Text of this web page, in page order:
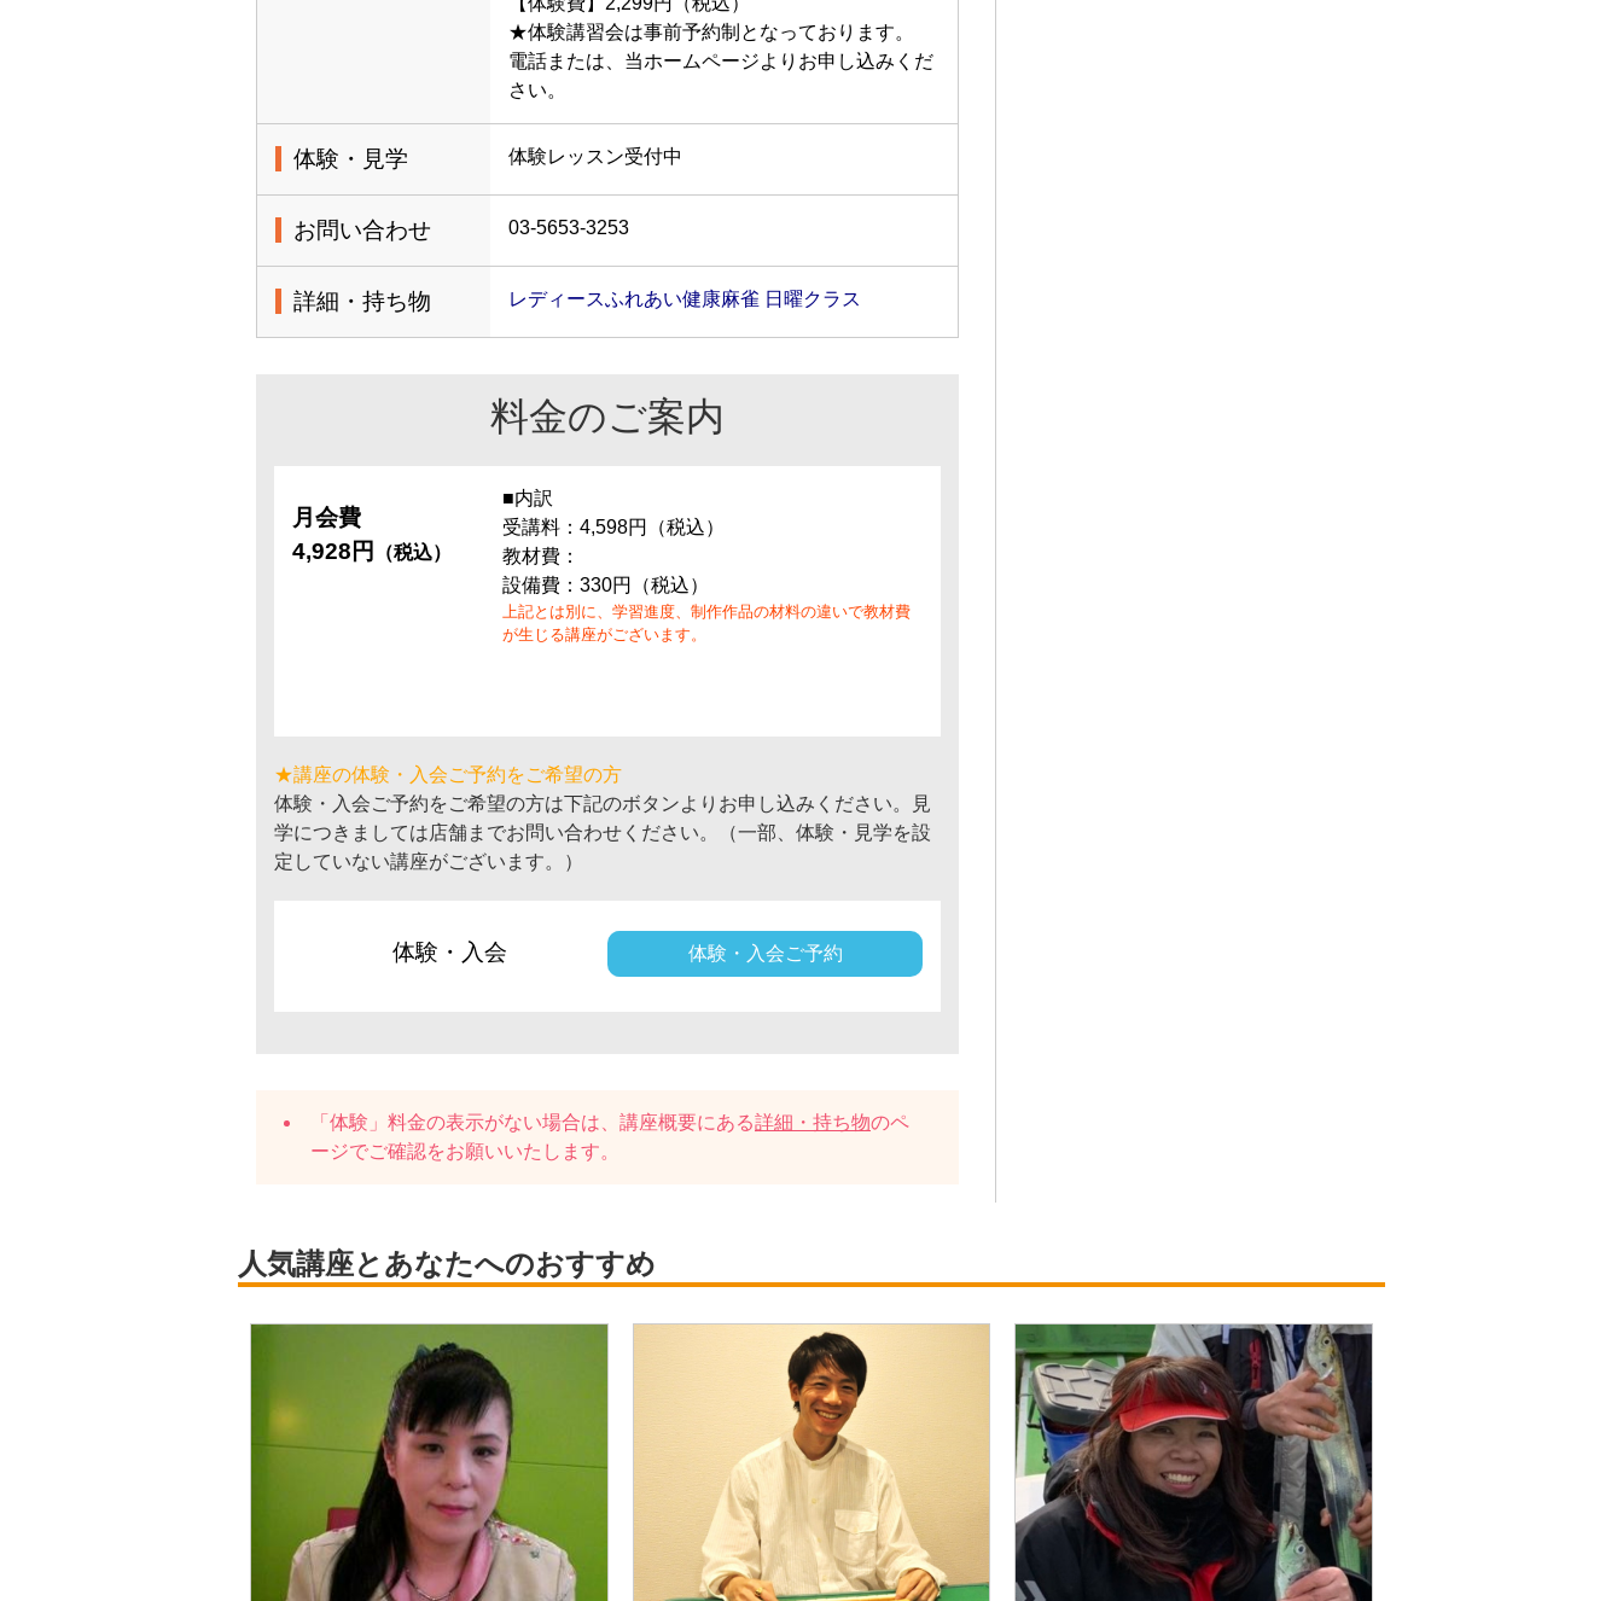
★体験講習会は事前予約制となっております。
電話または、当ホームページよりお申し込みくだ
さい。
体験・見学 体験レッスン受付中
お問い合わせ 03-5653-3253
詳細・持ち物 レディースふれあい健康麻雀 日曜クラス
料金のご案内
月会費
4,928円
（税込）
■内訳
受講料：4,598円（税込）
教材費：
設備費：330円（税込）
上記とは別に、学習進度、制作作品の材料の違いで教材費
が生じる講座がございます。
★講座の体験・入会ご予約をご希望の方
体験・入会ご予約をご希望の方は下記のボタンよりお申し込みください。見
学につきましては店舗までお問い合わせください。（一部、体験・見学を設
定していない講座がございます。）
体験・入会 体験・入会ご予約
「体験」料金の表示がない場合は、講座概要にある詳細・持ち物のペ
ージでご確認をお願いいたします。